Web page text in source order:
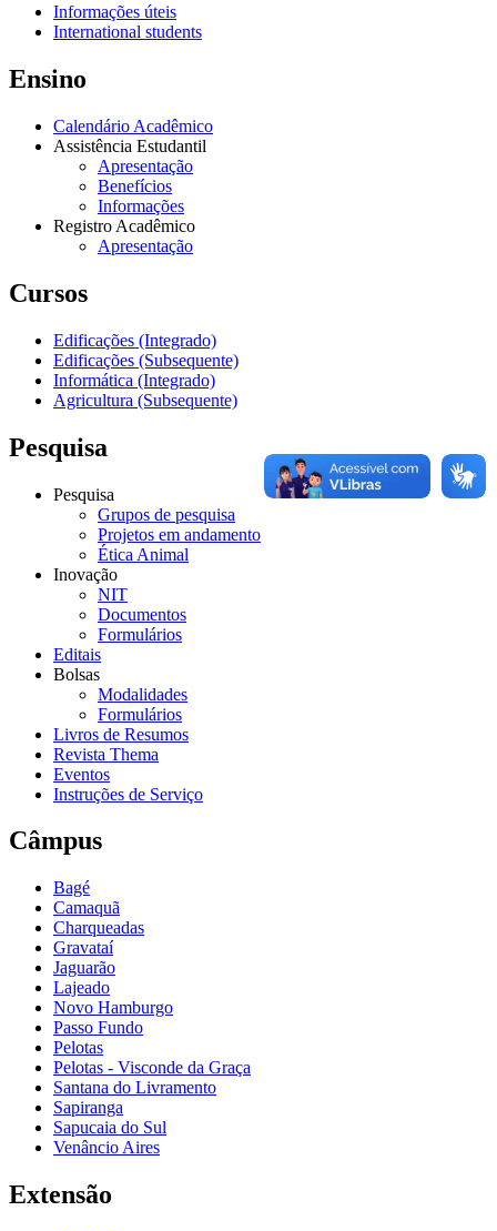
Informações úteis
International students
Ensino
Calendário Acadêmico
Assistência Estudantil
Apresentação
Benefícios
Informações
Registro Acadêmico
Apresentação
Cursos
Edificações (Integrado)
Edificações (Subsequente)
Informática (Integrado)
Agricultura (Subsequente)
Pesquisa
Pesquisa
Grupos de pesquisa
Projetos em andamento
Ética Animal
Inovação
NIT
Documentos
Formulários
Editais
Bolsas
Modalidades
Formulários
Livros de Resumos
Revista Thema
Eventos
Instruções de Serviço
Câmpus
Bagé
Camaquã
Charqueadas
Gravataí
Jaguarão
Lajeado
Novo Hamburgo
Passo Fundo
Pelotas
Pelotas - Visconde da Graça
Santana do Livramento
Sapiranga
Sapucaia do Sul
Venâncio Aires
Extensão